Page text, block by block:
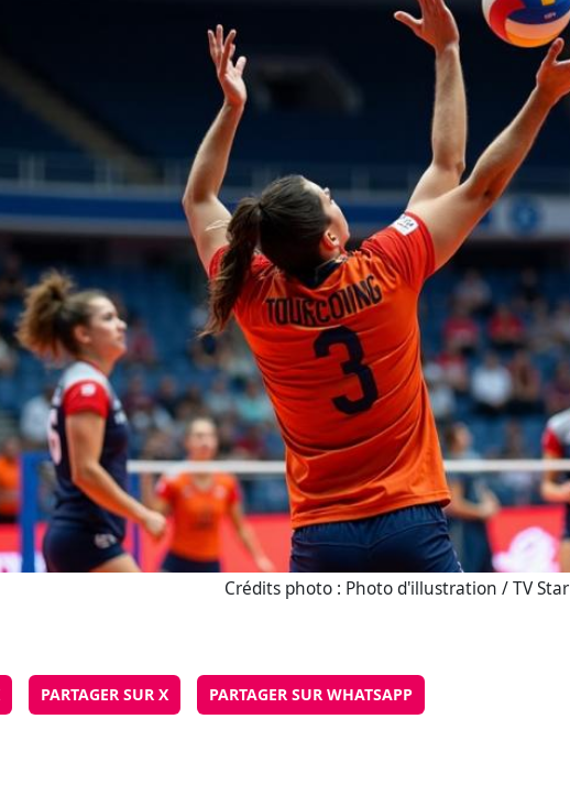
Crédits photo : Photo d'illustration / TV Star
PARTAGER SUR X PARTAGER SUR WHATSAPP